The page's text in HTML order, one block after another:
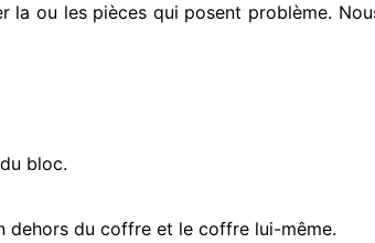
la ou les pièces qui posent problème.
bloc.
dehors du coffre et le coffre lui-même.